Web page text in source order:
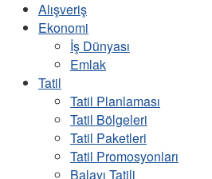
Alışveriş
Ekonomi
İş Dünyası
Emlak
Tatil
Tatil Planlaması
Tatil Bölgeleri
Tatil Paketleri
Tatil Promosyonları
Balayı Tatili